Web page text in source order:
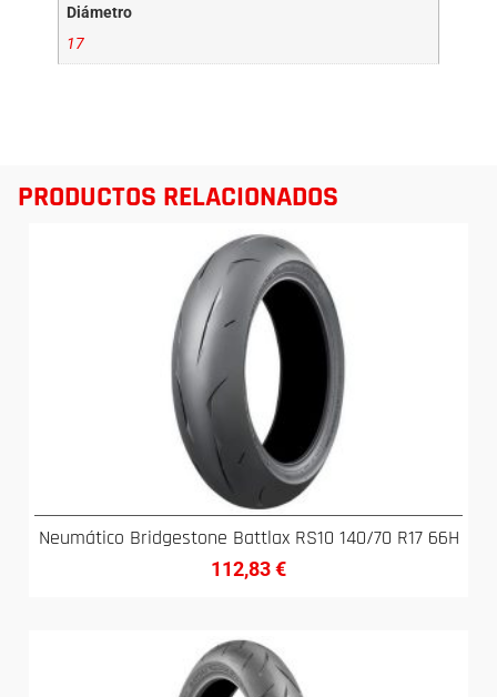
Diámetro
17
PRODUCTOS RELACIONADOS
Neumático Bridgestone Battlax RS10 140/70 R17 66H
112,83€